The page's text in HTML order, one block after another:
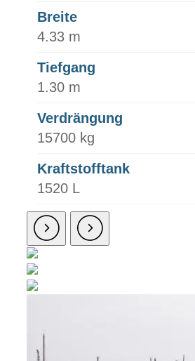
Breite
4.33 m
Tiefgang
1.30 m
Verdrängung
15700 kg
Kraftstofftank
1520 L